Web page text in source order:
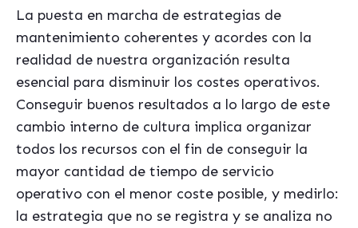
La puesta en marcha de estrategias de
mantenimiento coherentes y acordes con la
realidad de nuestra organización resulta
esencial para disminuir los costes operativos.
Conseguir buenos resultados a lo largo de este
cambio interno de cultura implica organizar
todos los recursos con el fin de conseguir la
mayor cantidad de tiempo de servicio
operativo con el menor coste posible, y medirlo:
la estrategia que no se registra y se analiza no